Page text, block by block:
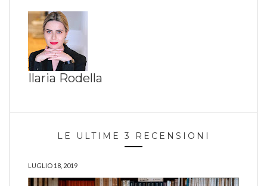
Ilaria Rodella
LE ULTIME 3 RECENSIONI
LUGLIO 18, 2019